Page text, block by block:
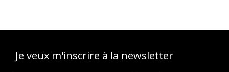
Je veux m'inscrire à la newsletter